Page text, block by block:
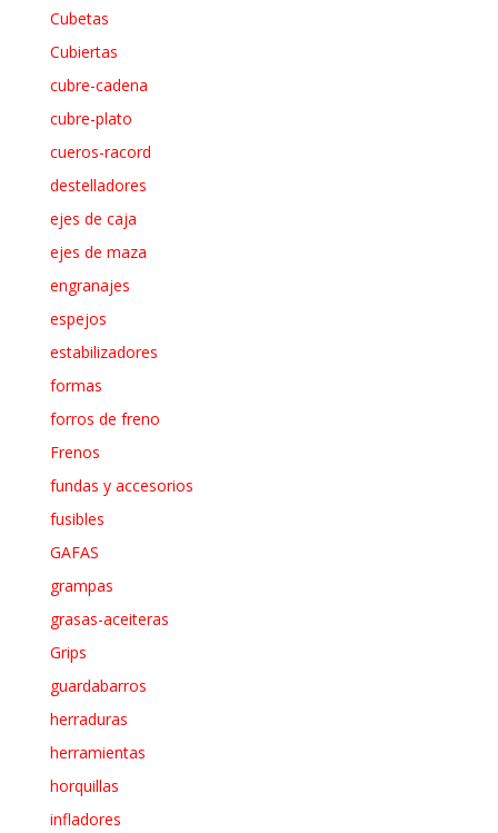
Cubetas
Cubiertas
cubre-cadena
cubre-plato
cueros-racord
destelladores
ejes de caja
ejes de maza
engranajes
espejos
estabilizadores
formas
forros de freno
Frenos
fundas y accesorios
fusibles
GAFAS
grampas
grasas-aceiteras
Grips
guardabarros
herraduras
herramientas
horquillas
infladores